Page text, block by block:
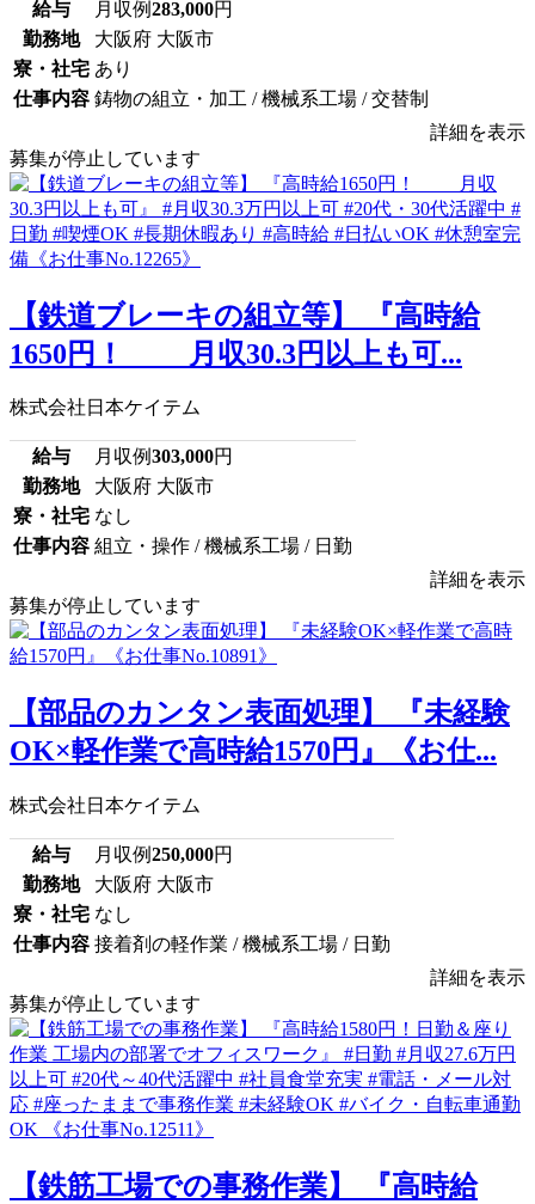
給与 月収例283,000円
勤務地
大阪府 大阪市
寮・社宅 あり
仕事内容 鋳物の組立・加工 / 機械系工場 / 交替制
詳細を表示
募集が停止しています
【鉄道ブレーキの組立等】 『高時給
1650円！ 月収30.3円以上も可...
株式会社日本ケイテム
給与 月収例303,000円
勤務地
大阪府 大阪市
寮・社宅 なし
仕事内容 組立・操作 / 機械系工場 / 日勤
詳細を表示
募集が停止しています
【部品のカンタン表面処理】 『未経験
OK×軽作業で高時給1570円』《お仕...
株式会社日本ケイテム
給与 月収例250,000円
勤務地
大阪府 大阪市
寮・社宅 なし
仕事内容 接着剤の軽作業 / 機械系工場 / 日勤
詳細を表示
募集が停止しています
【鉄筋工場での事務作業】 『高時給